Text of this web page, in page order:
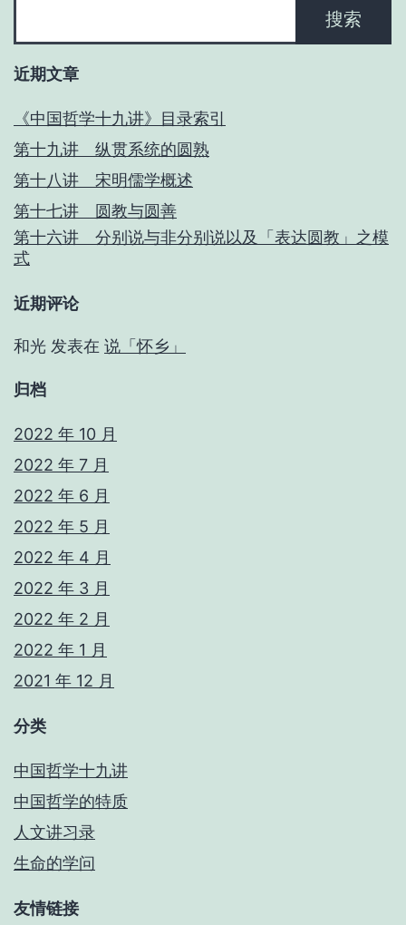
搜索
近期文章
《中国哲学十九讲》目录索引
第十九讲 纵贯系统的圆熟
第十八讲 宋明儒学概述
第十七讲 圆教与圆善
第十六讲 分别说与非分别说以及「表达圆教」之模
式
近期评论
和光 发表在 说「怀乡」
归档
2022 年 10 月
2022 年 7 月
2022 年 6 月
2022 年 5 月
2022 年 4 月
2022 年 3 月
2022 年 2 月
2022 年 1 月
2021 年 12 月
分类
中国哲学十九讲
中国哲学的特质
人文讲习录
生命的学问
友情链接